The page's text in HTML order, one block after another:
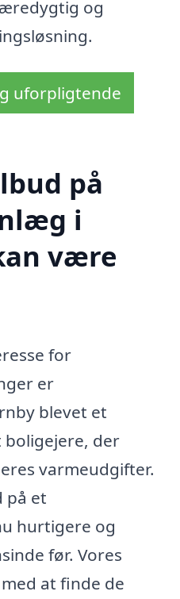
og
uforpligtende
på
i
være
for
er
blevet et
der
varmeudgifter.
på et
hurtigere og
før. Vores
at finde de